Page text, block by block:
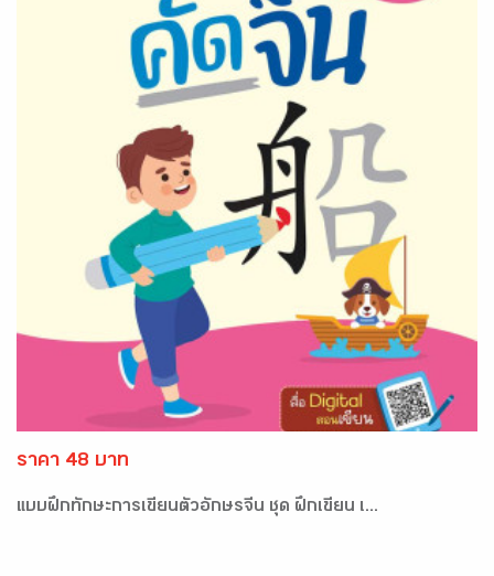
ราคา 48 บาท
แบบฝึกทักษะการเขียนตัวอักษรจีน ชุด ฝึกเขียน เ...